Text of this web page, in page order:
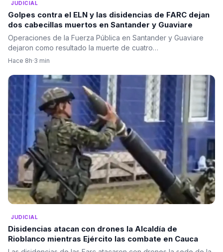
JUDICIAL
Golpes contra el ELN y las disidencias de FARC dejan
dos cabecillas muertos en Santander y Guaviare
Operaciones de la Fuerza Pública en Santander y Guaviare
dejaron como resultado la muerte de cuatro…
Hace 8h·3 min
JUDICIAL
Disidencias atacan con drones la Alcaldía de
Rioblanco mientras Ejército las combate en Cauca